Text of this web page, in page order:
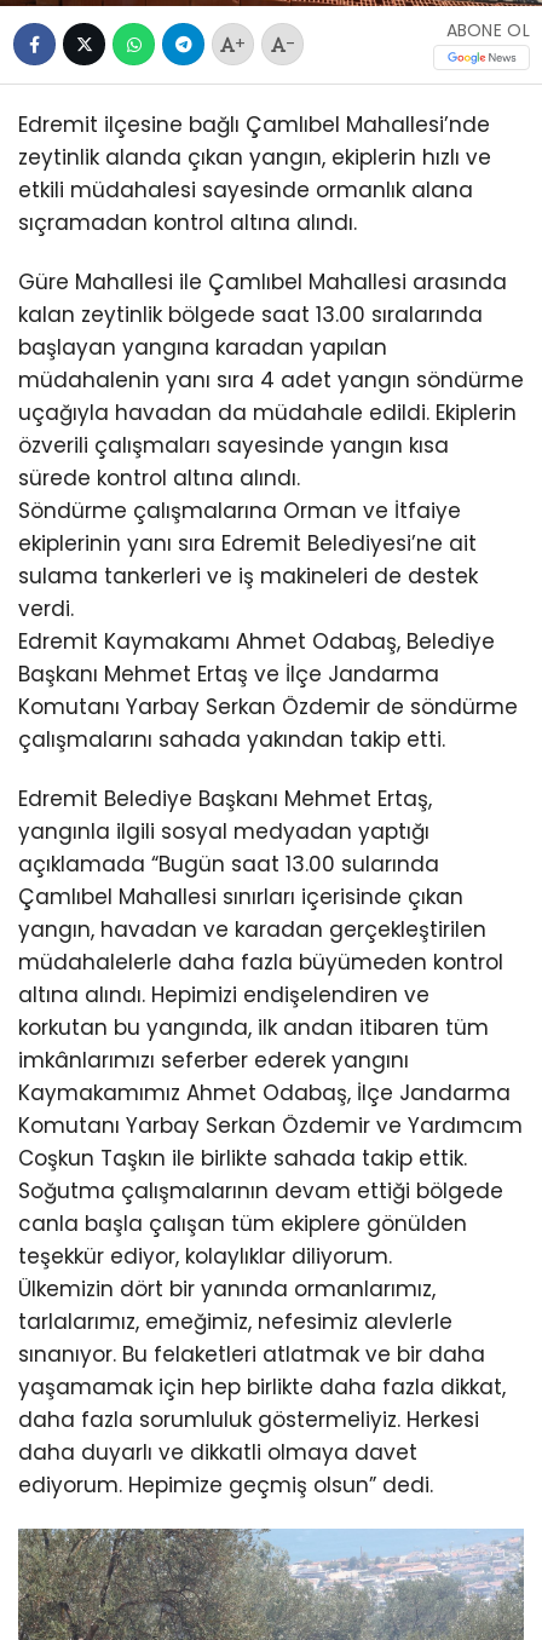
+ -
ABONE OL
Edremit ilçesine bağlı Çamlıbel Mahallesi’nde
zeytinlik alanda çıkan yangın, ekiplerin hızlı ve
etkili müdahalesi sayesinde ormanlık alana
sıçramadan kontrol altına alındı.
Güre Mahallesi ile Çamlıbel Mahallesi arasında
kalan zeytinlik bölgede saat 13.00 sıralarında
başlayan yangına karadan yapılan
müdahalenin yanı sıra 4 adet yangın söndürme
uçağıyla havadan da müdahale edildi. Ekiplerin
özverili çalışmaları sayesinde yangın kısa
sürede kontrol altına alındı.
Söndürme çalışmalarına Orman ve İtfaiye
ekiplerinin yanı sıra Edremit Belediyesi’ne ait
sulama tankerleri ve iş makineleri de destek
verdi.
Edremit Kaymakamı Ahmet Odabaş, Belediye
Başkanı Mehmet Ertaş ve İlçe Jandarma
Komutanı Yarbay Serkan Özdemir de söndürme
çalışmalarını sahada yakından takip etti.
Edremit Belediye Başkanı Mehmet Ertaş,
yangınla ilgili sosyal medyadan yaptığı
açıklamada “Bugün saat 13.00 sularında
Çamlıbel Mahallesi sınırları içerisinde çıkan
yangın, havadan ve karadan gerçekleştirilen
müdahalelerle daha fazla büyümeden kontrol
altına alındı. Hepimizi endişelendiren ve
korkutan bu yangında, ilk andan itibaren tüm
imkânlarımızı seferber ederek yangını
Kaymakamımız Ahmet Odabaş, İlçe Jandarma
Komutanı Yarbay Serkan Özdemir ve Yardımcım
Coşkun Taşkın ile birlikte sahada takip ettik.
Soğutma çalışmalarının devam ettiği bölgede
canla başla çalışan tüm ekiplere gönülden
teşekkür ediyor, kolaylıklar diliyorum.
Ülkemizin dört bir yanında ormanlarımız,
tarlalarımız, emeğimiz, nefesimiz alevlerle
sınanıyor. Bu felaketleri atlatmak ve bir daha
yaşamamak için hep birlikte daha fazla dikkat,
daha fazla sorumluluk göstermeliyiz. Herkesi
daha duyarlı ve dikkatli olmaya davet
ediyorum. Hepimize geçmiş olsun” dedi.